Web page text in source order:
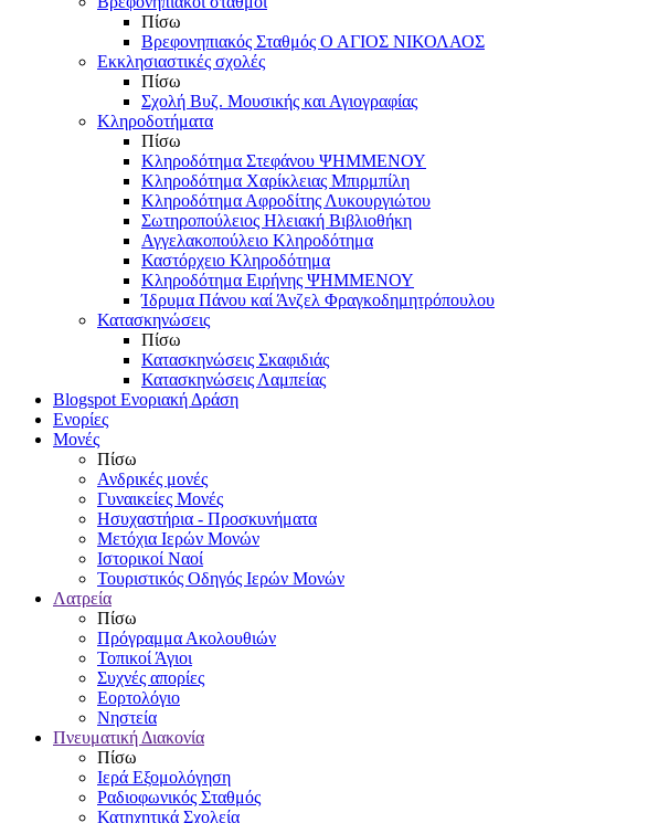
Πίσω
Βρεφονηπιακός Σταθμός Ο ΑΓΙΟΣ ΝΙΚΟΛΑΟΣ
Εκκλησιαστικές σχολές
Πίσω
Σχολή Βυζ. Μουσικής και Αγιογραφίας
Κληροδοτήματα
Πίσω
Κληροδότημα Στεφάνου ΨΗΜΜΕΝΟΥ
Κληροδότημα Χαρίκλειας Μπιρμπίλη
Κληροδότημα Αφροδίτης Λυκουργιώτου
Σωτηροπούλειος Ηλειακή Βιβλιοθήκη
Αγγελακοπούλειο Κληροδότημα
Καστόρχειο Κληροδότημα
Κληροδότημα Ειρήνης ΨΗΜΜΕΝΟΥ
Ίδρυμα Πάνου καί Άνζελ Φραγκοδημητρόπουλου
Κατασκηνώσεις
Πίσω
Κατασκηνώσεις Σκαφιδιάς
Κατασκηνώσεις Λαμπείας
Blogspot Ενοριακή Δράση
Ενορίες
Μονές
Πίσω
Ανδρικές μονές
Γυναικείες Μονές
Ησυχαστήρια - Προσκυνήματα
Μετόχια Ιερών Μονών
Ιστορικοί Ναοί
Τουριστικός Οδηγός Ιερών Μονών
Λατρεία
Πίσω
Πρόγραμμα Ακολουθιών
Τοπικοί Άγιοι
Συχνές απορίες
Εορτολόγιο
Νηστεία
Πνευματική Διακονία
Πίσω
Ιερά Εξομολόγηση
Ραδιοφωνικός Σταθμός
Κατηχητικά Σχολεία